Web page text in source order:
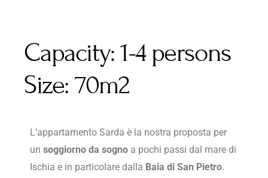
Capacity:1-4 persons
Size: 70m2
L’appartamento Sarda è la nostra proposta per
unsoggiorno da sogno a pochi passi dal mare di
Ischia e in particolare dalla Baia di San Pietro.